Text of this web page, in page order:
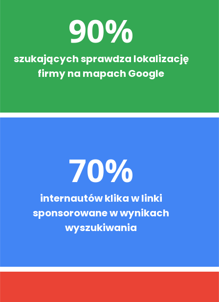
90%
szukających sprawdza lokalizację
firmy na mapach Google
70%
internautów klika w linki
sponsorowane w wynikach
wyszukiwania